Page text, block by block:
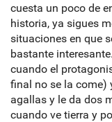
cuesta un poco de
historia, ya sigues
situaciones en que
bastante
cuando el
final no se la come)
agallas y le da dos
cuando ve tierra y